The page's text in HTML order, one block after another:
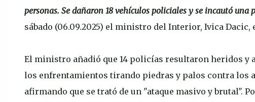
personas. Se dañaron 18 vehículos policiales y se incautó
sábado (06.09.2025) el ministro del Interior, Ivica
El ministro añadió que 14 policías resultaron heridos y
los enfrentamientos tirando piedras y palos contra los
afirmando que se trató de un "ataque masivo y brutal".